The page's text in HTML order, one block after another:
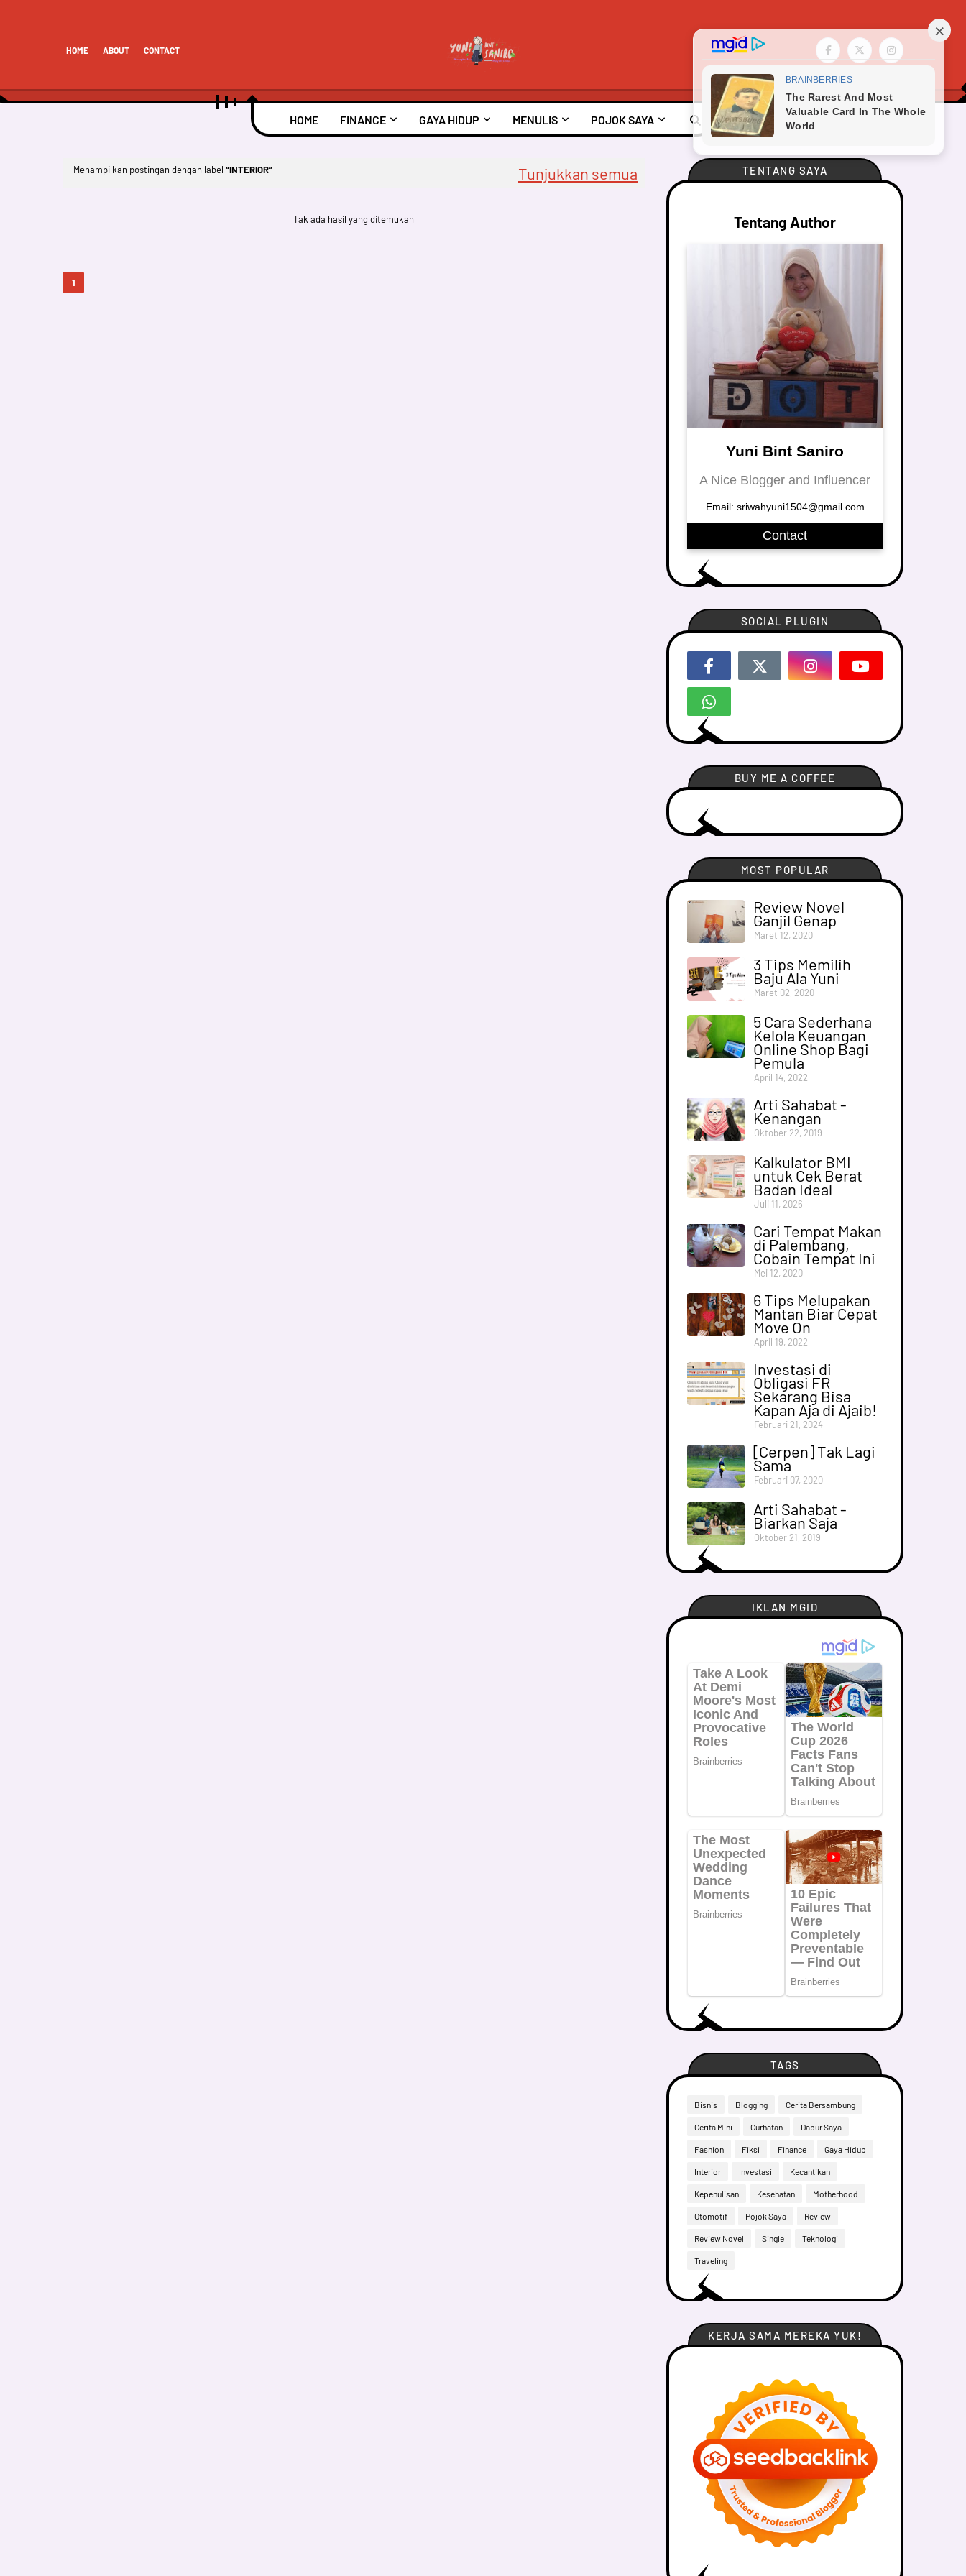
HOME ABOUT CONTACT
HOME FINANCE GAYA HIDUP MENULIS POJOK SAYA
Menampilkan postingan dengan label INTERIOR Tunjukkan semua
Tak ada hasil yang ditemukan
1
TENTANG SAYA
Tentang Author
Yuni Bint Saniro
A Nice Blogger and Influencer
Email: sriwahyuni1504@gmail.com
Contact
SOCIAL PLUGIN
BUY ME A COFFEE
MOST POPULAR
Review Novel
Ganjil Genap
Maret 12, 2020
3 Tips Memilih
Baju Ala Yuni
Maret 02, 2020
5 Cara Sederhana
Kelola Keuangan
Online Shop Bagi
Pemula
April 14, 2022
Arti Sahabat -
Kenangan
Oktober 22, 2019
Kalkulator BMI
untuk Cek Berat
Badan Ideal
Juli 11, 2026
Cari Tempat Makan
di Palembang,
Cobain Tempat Ini
Mei 12, 2020
6 Tips Melupakan
Mantan Biar Cepat
Move On
April 19, 2022
Investasi di
Obligasi FR
Sekarang Bisa
Kapan Aja di Ajaib!
Februari 21, 2024
[Cerpen] Tak Lagi
Sama
Februari 07, 2020
Arti Sahabat -
Biarkan Saja
Oktober 21, 2019
IKLAN MGID
TAGS
Bisnis Blogging Cerita Bersambung
Cerita Mini Curhatan Dapur Saya
Fashion Fiksi Finance Gaya Hidup
Interior Investasi Kecantikan
Kepenulisan Kesehatan Motherhood
Otomotif Pojok Saya Review
Review Novel Single Teknologi
Traveling
KERJA SAMA MEREKA YUK!